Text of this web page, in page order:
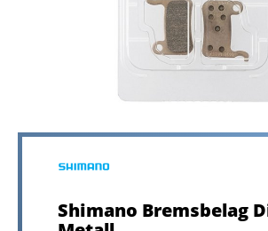
Shimano Bremsbelag